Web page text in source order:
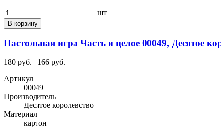
шт
В корзину
Настольная игра Часть и целое 00049, Десятое
180 руб.
166 руб.
Артикул
00049
Производитель
Десятое королевство
Материал
картон